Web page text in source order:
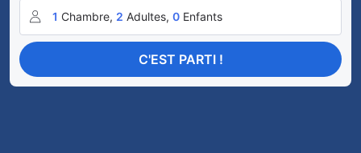
1 Chambre, 2 Adultes, 0 Enfants
C'EST PARTI !